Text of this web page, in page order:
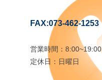
FAX:073-462-1253
営業時間：8:00~19:00
定休日：日曜日